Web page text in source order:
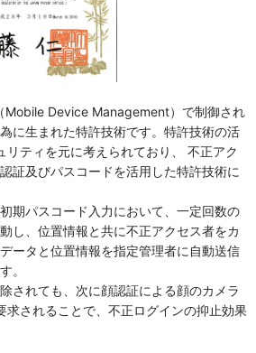
Mobile Device Management）で制御され
に生まれた特許技術です。特許技術の活
リティを元に考えられており、 不正アク
証及びパスコードを活用した特許技術に
期パスコード入力において、一定回数の
し、位置情報と共に不正アクセス者をカ
ータと位置情報を指定管理者に自動送信
。
されても、次に顔認証による顔のカメラ
求されることで、不正ログインの抑止効果